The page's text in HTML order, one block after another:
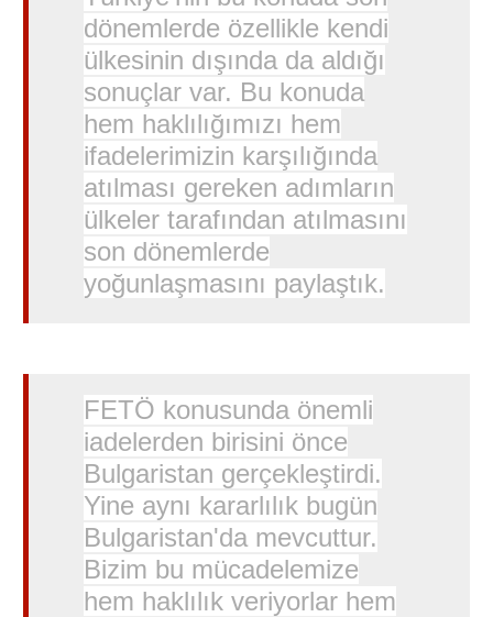
dönemlerde özellikle kendi
ülkesinin dışında da aldığı
sonuçlar var. Bu konuda
hem haklılığımızı hem
ifadelerimizin karşılığında
atılması gereken adımların
ülkeler tarafından atılmasını
son dönemlerde
yoğunlaşmasını paylaştık.
FETÖ konusunda önemli
iadelerden birisini önce
Bulgaristan gerçekleştirdi.
Yine aynı kararlılık bugün
Bulgaristan'da mevcuttur.
Bizim bu mücadelemize
hem haklılık veriyorlar hem